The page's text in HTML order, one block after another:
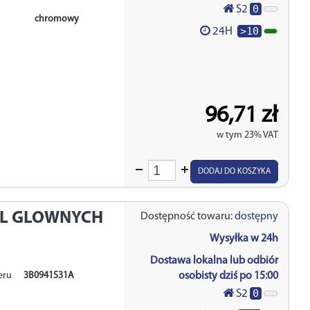
chromowy
S2 0
24H >10
96,71 zł
w tym 23% VAT
Wprowadź
ilość
DODAJ DO KOSZYKA
GLOWNYCH
3B0941531A
Dostępność towaru:dostępny
Wysyłka w 24h
Dostawa lokalna lub odbiór
osobisty dziś po 15:00
S2 0